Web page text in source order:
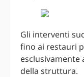
Gli interventi
fino ai restauri
esclusivamente
della struttura.